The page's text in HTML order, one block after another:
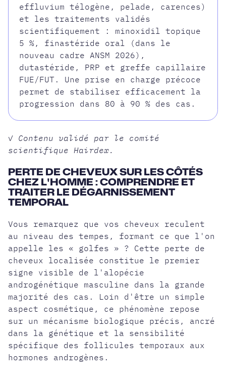
effluvium télogène, pelade, carences)
et les traitements validés
scientifiquement : minoxidil topique
5 %, finastéride oral (dans le
nouveau cadre ANSM 2026),
dutastéride, PRP et greffe capillaire
FUE/FUT. Une prise en charge précoce
permet de stabiliser efficacement la
progression dans 80 à 90 % des cas.
✓ Contenu validé par le comité
scientifique Hairdex.
PERTE DE CHEVEUX SUR LES CÔTÉS
CHEZ L'HOMME : COMPRENDRE ET
TRAITER LE DÉGARNISSEMENT
TEMPORAL
Vous remarquez que vos cheveux reculent
au niveau des tempes, formant ce que l'on
appelle les « golfes » ? Cette perte de
cheveux localisée constitue le premier
signe visible de l'alopécie
androgénétique masculine dans la grande
majorité des cas. Loin d'être un simple
aspect cosmétique, ce phénomène repose
sur un mécanisme biologique précis, ancré
dans la génétique et la sensibilité
spécifique des follicules temporaux aux
hormones androgènes.